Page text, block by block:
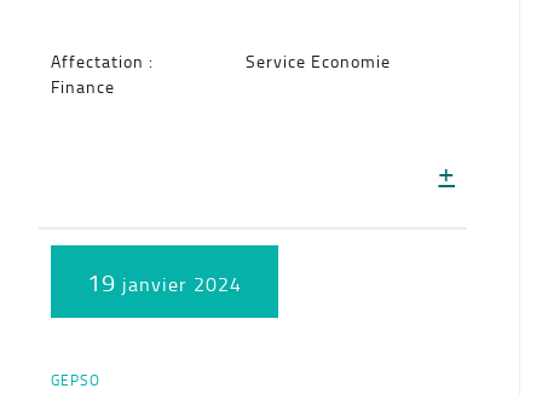
Affectation : Service Economie
Finance
+
19 janvier 2024
GEPSO